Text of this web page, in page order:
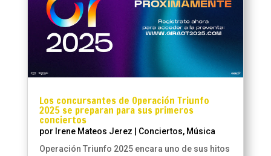
Los concursantes de Operación Triunfo
2025 se preparan para sus primeros
conciertos
por Irene Mateos Jerez Conciertos, Música
Operación Triunfo 2025 encara uno de sus hitos